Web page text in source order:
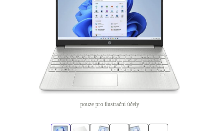
pouze pro ilustrační účely